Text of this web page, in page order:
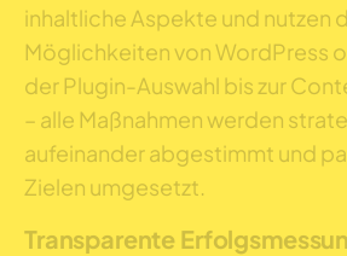
inhaltliche Aspekte und nutzen
Möglichkeiten von WordPress
der Plugin-Auswahl bis zur
– alle Maßnahmen werden
aufeinander abgestimmt und
Zielen umgesetzt.
Transparente